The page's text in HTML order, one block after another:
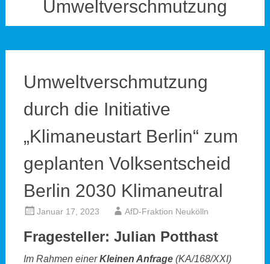
Umweltverschmutzung
Umweltverschmutzung
durch die Initiative
„Klimaneustart Berlin“ zum
geplanten Volksentscheid
Berlin 2030 Klimaneutral
Januar 17, 2023 AfD-Fraktion Neukölln
Fragesteller: Julian Potthast
Im Rahmen einerKleinen Anfrage(KA/168/XXI)